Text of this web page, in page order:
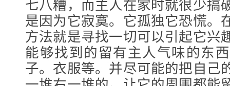
七八糟，而主人在家时就很少搞
是因为它寂寞。它孤独它恐慌。
方法就是寻找一切可以引起它兴
能够找到的留有主人气味的东
子。衣服等。并尽可能的把自己